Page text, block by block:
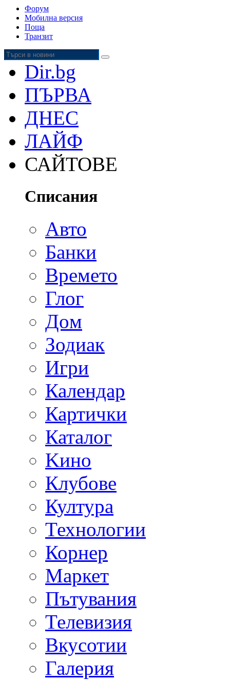
Форум
Мобилна версия
Поща
Транзит
Dir.bg
ПЪРВА
ДНЕС
ЛАЙФ
САЙТОВЕ
Списания
Авто
Банки
Времето
Глог
Дoм
Зодиак
Игри
Календар
Картички
Каталог
Kино
Клубове
Култура
Технологии
Корнер
Маркет
Пътувания
Телевизия
Вкусотии
Галерия